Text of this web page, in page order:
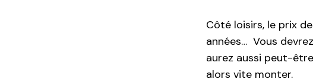
Côté loisirs, le prix
années… Vous
aurez aussi peut-
alors vite monter.